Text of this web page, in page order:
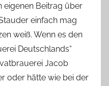
eigenen Beitrag über
einfach mag
weiß. Wenn es den
Deutschlands“
Jacob
oder hätte wie bei der